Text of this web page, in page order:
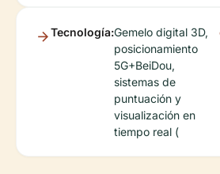
Tecnología:Gemelo digital 3D,
posicionamiento
5G+BeiDou,
sistemas de
puntuación y
visualización en
tiempo real (